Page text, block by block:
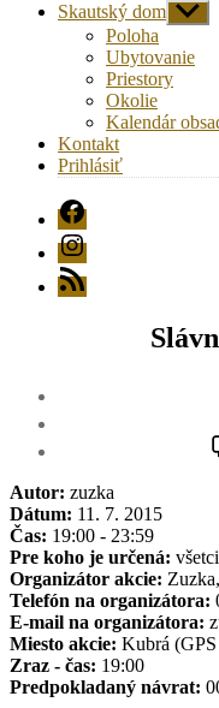
Skautský dom
druhú
úroveň
Poloha
Ubytovanie
Priestory
Okolie
Kalendár
Kontakt
Prihlásiť
FB
Instagram
RSS
Autor: zuzka
Dátum: 11. 7. 2015
Čas: 19:00 - 23:59
Pre koho je určená:
Organizátor akcie:
Telefón na organizátora:
E-mail na organizátora:
Miesto akcie: Kubrá
Zraz - čas: 19:00
Predpokladaný návrat: